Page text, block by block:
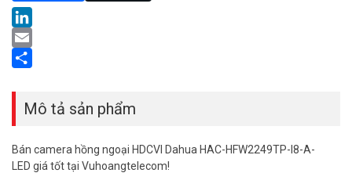
LinkedIn
Email
Mô tả sản phẩm
Bán camera hồng ngoại HDCVI Dahua HAC-HFW2249TP-I8-A-
LED giá tốt tại Vuhoangtelecom!